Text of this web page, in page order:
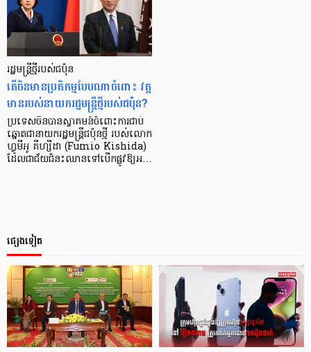
រដ្ឋមន្ត្រីថ្មីរបស់ជប៉ុន
តើចិនមានប្រតិកម្មបែបណាចំពោះ វត្ត
មានរបស់នាយករដ្ឋមន្ត្រីថ្មីរបស់ជប៉ុន?
ប្រទេសចិនបានស្វាគមន៍ចំពោះការជាប់
ឆ្នោតជានាយករដ្ឋមន្ត្រីជប៉ុនថ្មី របស់លោក
ហ្វូមីអូ គីហ្សីដា (Fumio Kishida)
ដែលជាជ័យជំនះឈានទៅបើកផ្លូវឱ្យអ…
ផ្សេងទៀត